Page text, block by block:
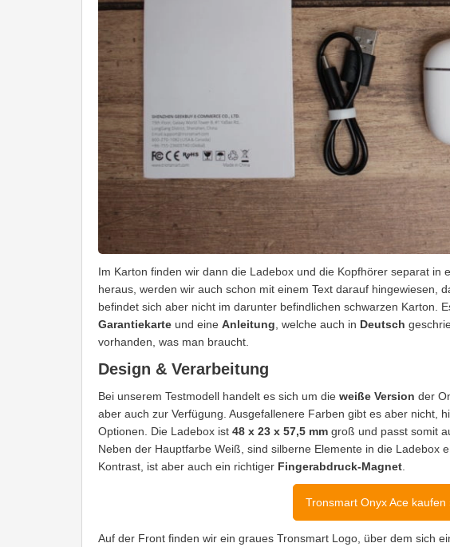
Im Karton finden wir dann die Ladebox und die Kopfhörer separat in
heraus, werden wir auch schon mit einem Text darauf hingewiesen,
befindet sich aber nicht im darunter befindlichen schwarzen Karton.
Garantiekarte und eine Anleitung , welche auch in Deutsch
vorhanden, was man braucht.
Design & Verarbeitung
Bei unserem Testmodell handelt es sich um die weiße Version der
aber auch zur Verfügung. Ausgefallenere Farben gibt es aber nicht,
Optionen. Die Ladebox ist 48 x 23 x 57,5 mm groß und passt somit
Neben der Hauptfarbe Weiß, sind silberne Elemente in die Ladebox
Kontrast, ist aber auch ein richtiger Fingerabdruck-Magnet
Tronsmart Onyx Ace kaufen
Auf der Front finden wir ein graues Tronsmart Logo, über dem sich